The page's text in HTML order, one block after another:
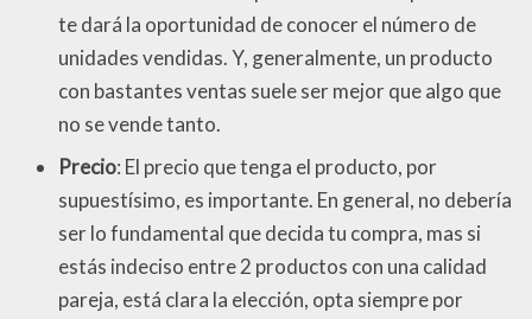
te dará la oportunidad de conocer el número de
unidades vendidas. Y, generalmente, un producto
con bastantes ventas suele ser mejor que algo que
no se vende tanto.
Precio: El precio que tenga el producto, por
supuestísimo, es importante. En general, no debería
ser lo fundamental que decida tu compra, mas si
estás indeciso entre 2 productos con una calidad
pareja, está clara la elección, opta siempre por